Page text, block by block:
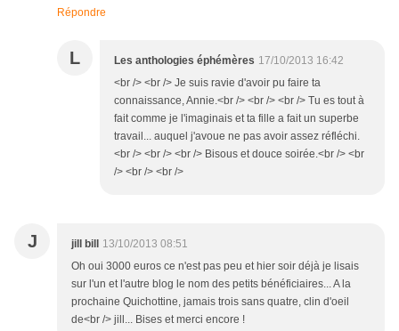
Répondre
L Les anthologies éphémères 17/10/2013 16:42
<br /> <br /> Je suis ravie d'avoir pu faire ta
connaissance, Annie.<br /> <br /> <br /> Tu es tout à
fait comme je l'imaginais et ta fille a fait un superbe
travail... auquel j'avoue ne pas avoir assez réfléchi.
<br /> <br /> <br /> Bisous et douce soirée.<br /> <br
/> <br /> <br />
J jill bill
13/10/2013 08:51
Oh oui 3000 euros ce n'est pas peu et hier soir déjà je lisais
sur l'un et l'autre blog le nom des petits bénéficiaires... A la
prochaine Quichottine, jamais trois sans quatre, clin d'oeil
de<br /> jill... Bises et merci encore !